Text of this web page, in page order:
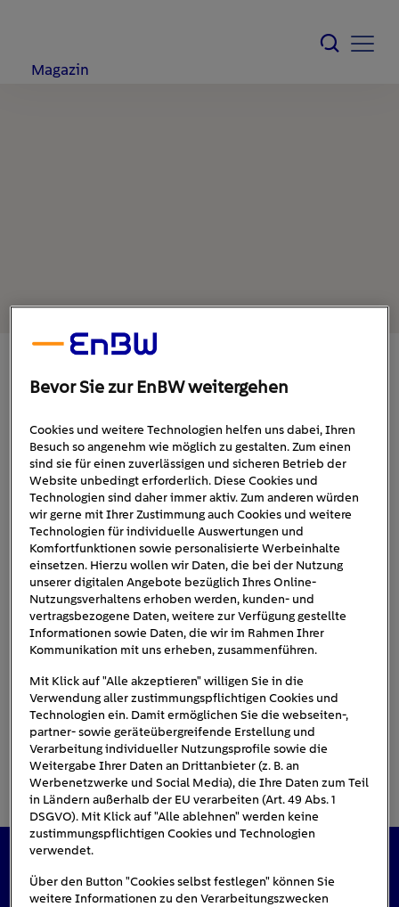
Magazin
19. März 2020 1min
hausbau-planung
Das könnte Sie auch interessieren
Bevor Sie zur EnBW weitergehen
Cookies und weitere Technologien helfen uns dabei, Ihren
Besuch so angenehm wie möglich zu gestalten. Zum einen
sind sie für einen zuverlässigen und sicheren Betrieb der
Website unbedingt erforderlich. Diese Cookies und
Technologien sind daher immer aktiv. Zum anderen würden
wir gerne mit Ihrer Zustimmung auch Cookies und weitere
Technologien für individuelle Auswertungen und
Komfortfunktionen sowie personalisierte Werbeinhalte
einsetzen. Hierzu wollen wir Daten, die bei der Nutzung
unserer digitalen Angebote bezüglich Ihres Online-
Nutzungsverhaltens erhoben werden, kunden- und
vertragsbezogene Daten, weitere zur Verfügung gestellte
Informationen sowie Daten, die wir im Rahmen Ihrer
Kommunikation mit uns erheben, zusammenführen.
Mit Klick auf "Alle akzeptieren" willigen Sie in die
Verwendung aller zustimmungspflichtigen Cookies und
Technologien ein. Damit ermöglichen Sie die webseiten-,
partner- sowie geräteübergreifende Erstellung und
Verarbeitung individueller Nutzungsprofile sowie die
Weitergabe Ihrer Daten an Drittanbieter (z. B. an
Werbenetzwerke und Social Media), die Ihre Daten zum Teil
in Ländern außerhalb der EU verarbeiten (Art. 49 Abs. 1
DSGVO). Mit Klick auf "Alle ablehnen" werden keine
zustimmungspflichtigen Cookies und Technologien
verwendet.
Über den Button "Cookies selbst festlegen" können Sie
weitere Informationen zu den Verarbeitungszwecken